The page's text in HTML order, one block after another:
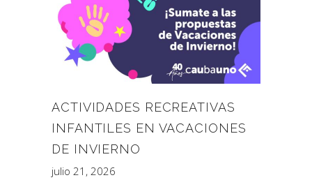
ACTIVIDADES RECREATIVAS
INFANTILES EN VACACIONES
DE INVIERNO
julio 21, 2026